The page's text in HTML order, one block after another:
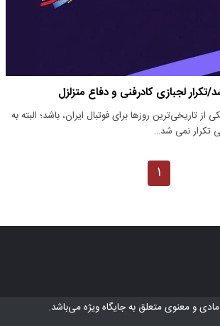
تاریخی‌ترین روزها برای فوتبال ایران، باشد؛ البته به
تکرار نمی شد…
۱
و معنوی متعلق بهجایگاه ویژهمی‌باشد.